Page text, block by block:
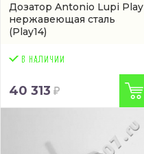
Дозатор Antonio Lupi Play
нержавеющая сталь
(Play14)
40 313